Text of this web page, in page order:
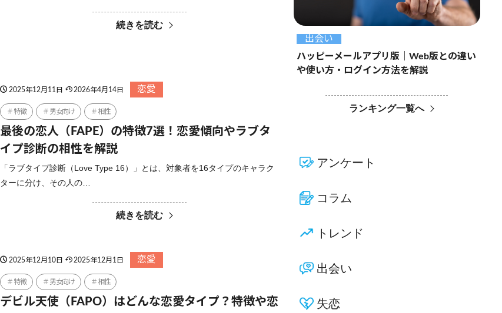
続きを読む
2025年12月11日 2026年4月14日 恋愛
特徴 男女向け 相性
最後の恋人（FAPE）の特徴7選！恋愛傾向やラブタ
イプ診断の相性を解説
「ラブタイプ診断（Love Type 16）」とは、対象者を16タイプのキャラク
ターに分け、その人の…
続きを読む
2025年12月10日 2025年12月1日 恋愛
特徴 男女向け 相性
デビル天使（FAPO）はどんな恋愛タイプ？特徴や恋
出会い
ハッピーメールアプリ版｜Web版との違い
や使い方・ログイン方法を解説
ランキング一覧へ
アンケート
コラム
トレンド
出会い
失恋